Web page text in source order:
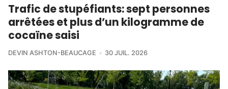
Trafic de stupéfiants: sept personnes
arrêtées et plus d’un kilogramme de
cocaïne saisi
DEVIN ASHTON-BEAUCAGE 30 JUIL. 2026